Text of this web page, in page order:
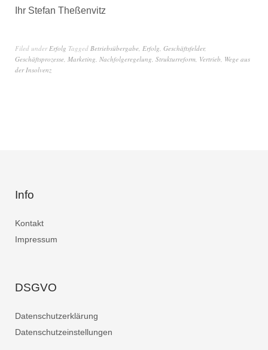
Ihr Stefan Theßenvitz
Filed underErfolg Tagged Betriebsübergabe, Erfolg, Geschäftsfelder,
Geschäftsprozesse, Marketing, Nachfolgeregelung, Strukturreform, Vertrieb, Wege aus
der Insolvenz
Info
Kontakt
Impressum
DSGVO
Datenschutzerklärung
Datenschutzeinstellungen